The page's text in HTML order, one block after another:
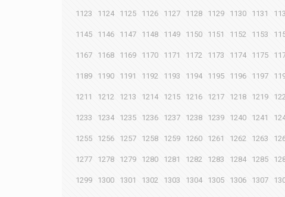
1123 1124 1125 1126 1127 1128 1129 1130 1131
1145 1146 1147 1148 1149 1150 1151 1152 1153
1167 1168 1169 1170 1171 1172 1173 1174 1175
1189 1190 1191 1192 1193 1194 1195 1196 1197
1211 1212 1213 1214 1215 1216 1217 1218 1219
1233 1234 1235 1236 1237 1238 1239 1240 1241
1255 1256 1257 1258 1259 1260 1261 1262 1263
1277 1278 1279 1280 1281 1282 1283 1284 1285
1299 1300 1301 1302 1303 1304 1305 1306 1307